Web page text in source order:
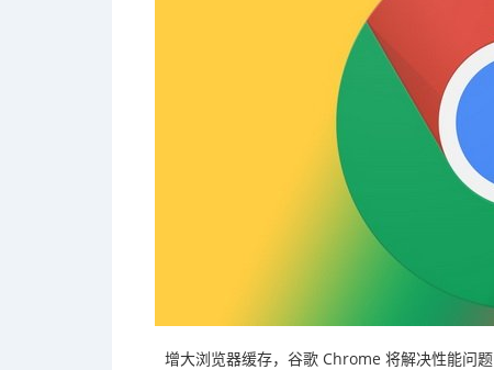
增大浏览器缓存，谷歌 Chrome 将解决性能问题